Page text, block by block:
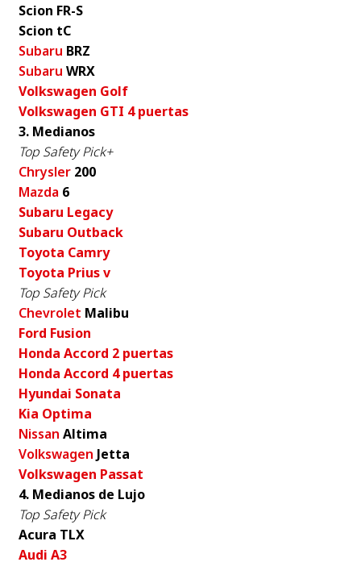
Scion FR-S
Scion tC
Subaru BRZ
Subaru WRX
Volkswagen Golf
Volkswagen GTI 4 puertas
3. Medianos
Top Safety Pick+
Chrysler 200
Mazda 6
Subaru Legacy
Subaru Outback
Toyota Camry
Toyota Prius v
Top Safety Pick
Chevrolet Malibu
Ford Fusion
Honda Accord 2 puertas
Honda Accord 4 puertas
Hyundai Sonata
Kia Optima
Nissan Altima
Volkswagen Jetta
Volkswagen Passat
4. Medianos de Lujo
Top Safety Pick
Acura TLX
Audi A3